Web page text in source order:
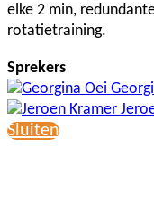
elke 2 min,
rotatietraining.
Sprekers
Sluiten